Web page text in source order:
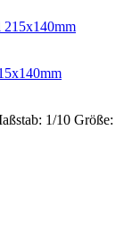
1/10 Größe: